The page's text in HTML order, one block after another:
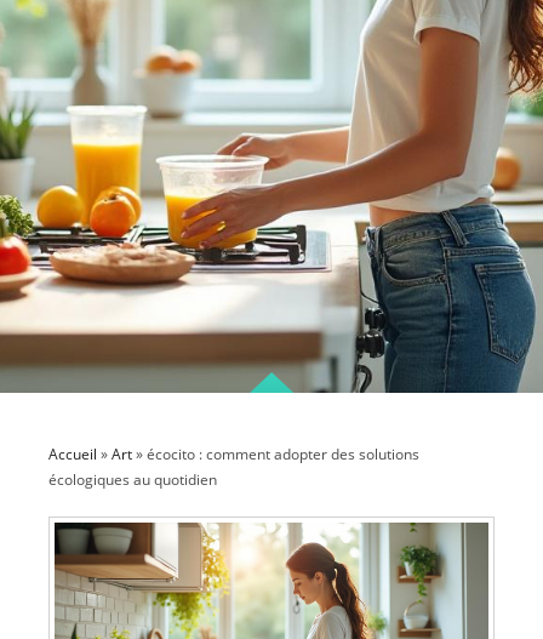
Accueil »Art»écocito : comment adopter des solutions
écologiques au quotidien